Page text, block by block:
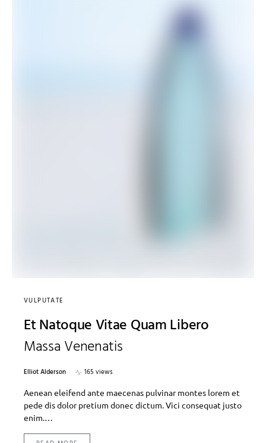
VULPUTATE
Et Natoque Vitae Quam Libero
Massa Venenatis
Elliot Alderson
165 views
Aenean eleifend ante maecenas pulvinar montes lorem et
pede dis dolor pretium donec dictum. Vici consequat justo
enim.…